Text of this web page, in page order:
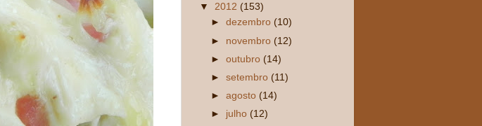
▼ 2012 (153)
►dezembro (10)
► novembro (12)
►outubro (14)
►setembro (11)
►agosto (14)
► julho (12)